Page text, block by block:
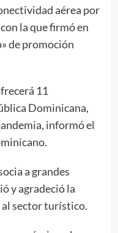
aérea por
la que firmó en
de promoción
11
Dominicana,
informó el
a grandes
y agradeció la
al sector turístico.